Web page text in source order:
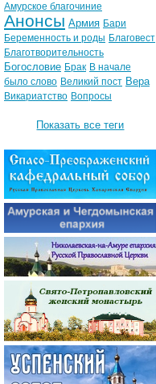
Амурское благочиние
Анонсы Армия Бари
Беременность и роды Благовест
Благотворительность
Богословие Брак В начале
было слово Великий пост Вера
Викариатство Вопросы
Показать все теги